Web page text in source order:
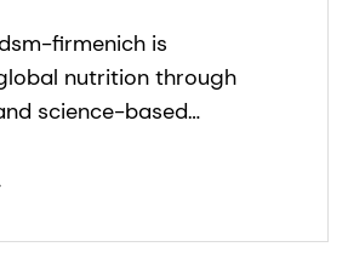
firmenich is
nutrition through
science-based